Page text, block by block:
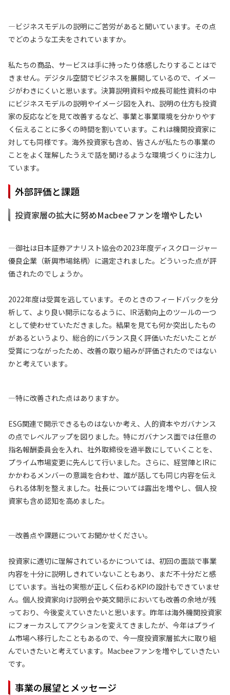
—ビジネスモデルの説明にご苦労があると聞いています。その点
でどのような工夫をされていますか。
私たちの商品、サービスは手に持ったり体感したりすることはで
きません。デジタル空間でビジネスを展開しているので、イメー
ジがわきにくいと思います。決算説明資料や成長可能性資料の中
にビジネスモデルの説明やイメージ図を入れ、説明の仕方も投資
家の反応などを見て改善するなど、事業と事業環境を分かりやす
く伝えることに多くの時間を割いています。これは機関投資家に
対しても同様です。海外投資家も含め、皆さんが私たちの事業の
ことをよく理解したうえで話を聞けるような環境づくりに注力し
ています。
外部評価と課題
投資家層の拡大に努めMacbeeファンを増やしたい
—御社は日本証券アナリスト協会の2023年度ディスクロージャー
優良企業（新興市場銘柄）に選定されました。どういった点が評
価されたのでしょうか。
2022年度は受賞を逃しています。そのときのフィードバックを分
析して、より良い開示になるように、IR活動向上のツールの一つ
として使わせていただきました。結果を見ても何か突出したもの
があるというより、総合的にバランス良く評価いただいたことが
受賞につながったため、改善の取り組みが評価されたのではない
かと考えています。
—特に改善された点はありますか。
ESG関連で開示できるものはないか考え、人的資本やガバナンス
の点でレベルアップを図りました。特にガバナンス面では任意の
指名報酬委員会を入れ、社外取締役を過半数にしていくことを、
プライム市場変更に先んじて行いました。さらに、経営陣とIRに
かかわるメンバーの意識を合わせ、誰が話しても同じ内容を伝え
られる体制を整えました。社長については露出を増やし、個人投
資家も含め認知を高めました。
—改善点や課題についてお聞かせください。
投資家に適切に理解されているかについては、初回の面談で事業
内容を十分に説明しきれていないこともあり、まだ不十分だと感
じています。当社の実態が正しく伝わるKPIの設計もできていませ
ん。個人投資家向け説明会や英文開示においても改善の余地が残
っており、今後変えていきたいと思います。昨年は海外機関投資家
にフォーカスしてアクションを変えてきましたが、今年はプライ
ム市場へ移行したこともあるので、今一度投資家層拡大に取り組
んでいきたいと考えています。Macbeeファンを増やしていきたい
です。
事業の展望とメッセージ